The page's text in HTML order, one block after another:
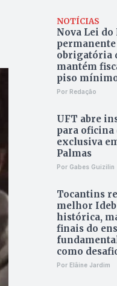
NOTÍCIAS
Nova Lei
obrigatória
mantém
piso
Por Redação
UFT abre
para oficina
exclusiva
Palmas
Por Gabes Guizilin
Tocantins
melhor
histórica,
finais do
como
Por Elâine Jardim